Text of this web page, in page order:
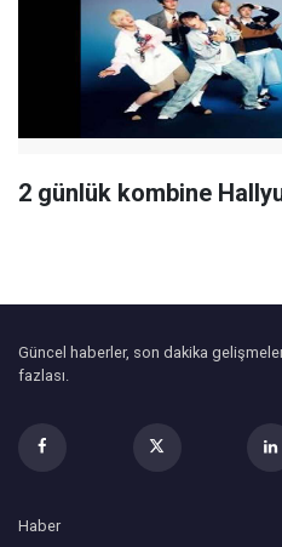
2 günlük kombine
Güncel haberler, son dakika
fazlası.
Haber